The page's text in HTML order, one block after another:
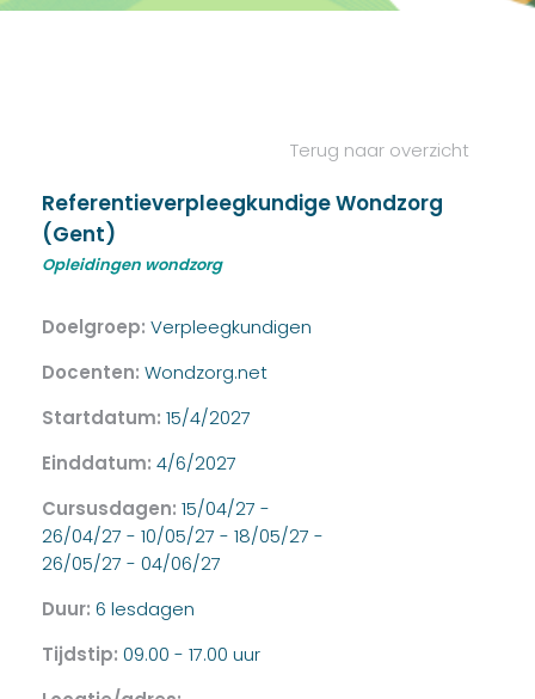
Terug naar overzicht
Referentieverpleegkundige Wondzorg
(Gent)
Opleidingen wondzorg
Doelgroep: Verpleegkundigen
Docenten: Wondzorg.net
Startdatum: 15/4/2027
Einddatum: 4/6/2027
Cursusdagen: 15/04/27 -
26/04/27 - 10/05/27 - 18/05/27 -
26/05/27 - 04/06/27
Duur: 6 lesdagen
Tijdstip: 09.00 - 17.00 uur